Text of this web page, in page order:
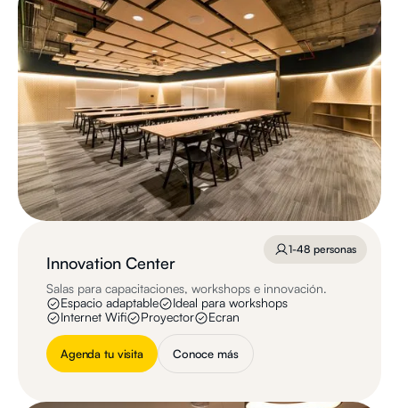
Innovation Center
Salas para capacitaciones, workshops e innovación.
Espacio adaptable
Ideal para workshops
Internet Wifi
Proyector Ecran
Agenda tu visita Conoce más
1-48 personas